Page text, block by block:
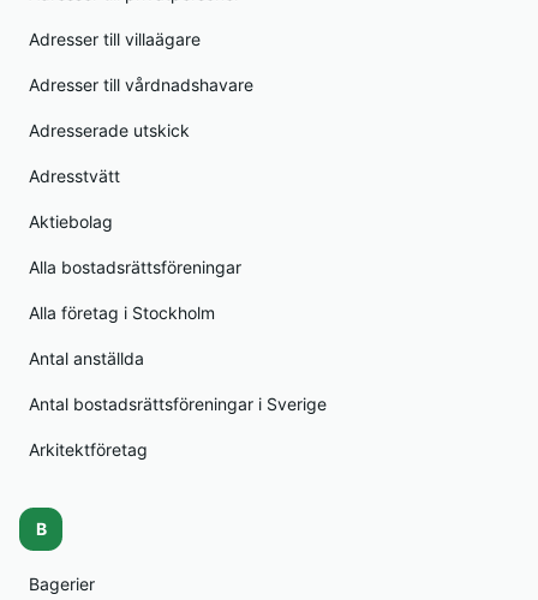
Adresser till villaägare
Adresser till vårdnadshavare
Adresserade utskick
Adresstvätt
Aktiebolag
Alla bostadsrättsföreningar
Alla företag i Stockholm
Antal anställda
Antal bostadsrättsföreningar i Sverige
Arkitektföretag
B
Bagerier